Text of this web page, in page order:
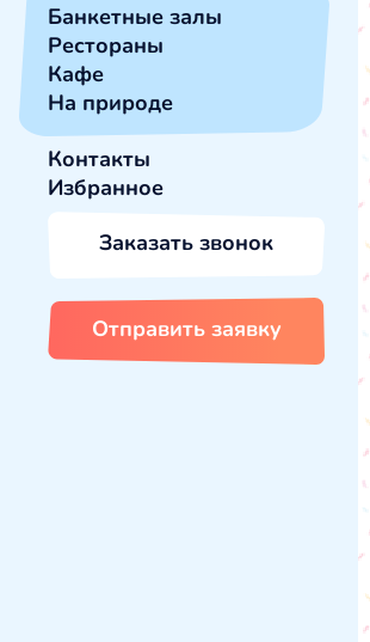
Банкетные залы
Рестораны
Кафе
На природе
Контакты
Избранное
Заказать звонок
Отправить заявку